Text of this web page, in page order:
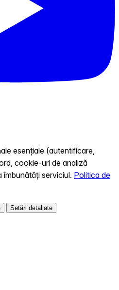
esențiale (autentificare,
cookie-uri de analiză
serviciul. Politica de
Setări detaliate